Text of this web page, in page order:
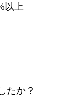
以上
たか？